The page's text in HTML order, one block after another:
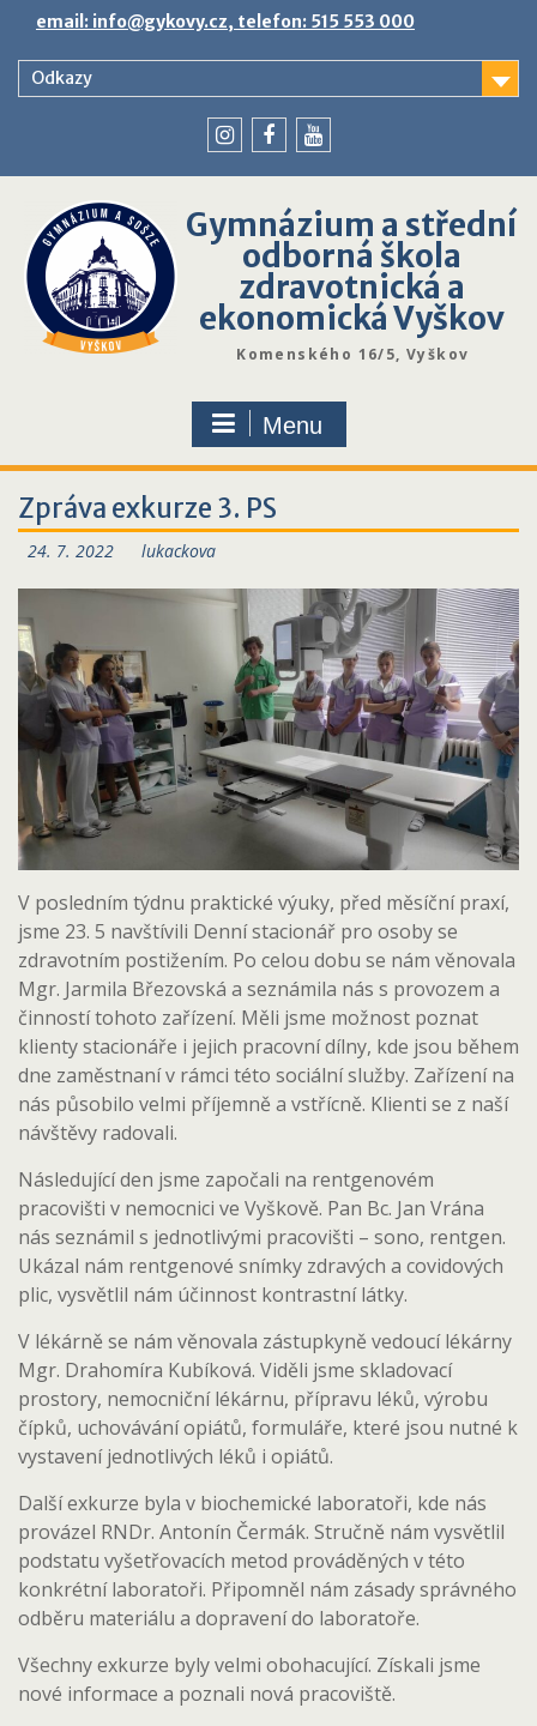
content
email: info@gykovy.cz, telefon: 515 553 000
Odkazy
Gymnázium a střední
odborná škola
zdravotnická a
ekonomická Vyškov
Komenského 16/5, Vyškov
Menu
Zpráva exkurze 3. PS
24. 7. 2022 lukackova
V posledním týdnu praktické výuky, před měsíční praxí,
jsme 23. 5 navštívili Denní stacionář pro osoby se
zdravotním postižením. Po celou dobu se nám věnovala
Mgr. Jarmila Březovská a seznámila nás s provozem a
činností tohoto zařízení. Měli jsme možnost poznat
klienty stacionáře i jejich pracovní dílny, kde jsou během
dne zaměstnaní v rámci této sociální služby. Zařízení na
nás působilo velmi příjemně a vstřícně. Klienti se z naší
návštěvy radovali.
Následující den jsme započali na rentgenovém
pracovišti v nemocnici ve Vyškově. Pan Bc. Jan Vrána
nás seznámil s jednotlivými pracovišti – sono, rentgen.
Ukázal nám rentgenové snímky zdravých a covidových
plic, vysvětlil nám účinnost kontrastní látky.
V lékárně se nám věnovala zástupkyně vedoucí lékárny
Mgr. Drahomíra Kubíková. Viděli jsme skladovací
prostory, nemocniční lékárnu, přípravu léků, výrobu
čípků, uchovávání opiátů, formuláře, které jsou nutné k
vystavení jednotlivých léků i opiátů.
Další exkurze byla v biochemické laboratoři, kde nás
provázel RNDr. Antonín Čermák. Stručně nám vysvětlil
podstatu vyšetřovacích metod prováděných v této
konkrétní laboratoři. Připomněl nám zásady správného
odběru materiálu a dopravení do laboratoře.
Všechny exkurze byly velmi obohacující. Získali jsme
nové informace a poznali nová pracoviště.